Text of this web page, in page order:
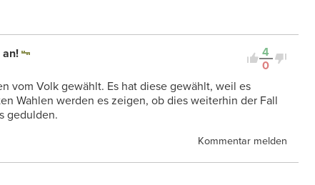
4
0
an!
vom Volk gewählt. Es hat diese gewählt, weil es
Wahlen werden es zeigen, ob dies weiterhin der Fall
gedulden.
Kommentar melden